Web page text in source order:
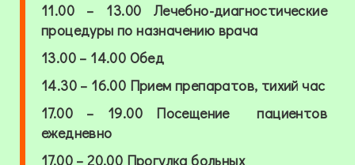
11.00 – 13.00
Лечебно-диагностические
процедуры по назначению врача
13.00 – 14.00 Обед
14.30 – 16.00 Прием препаратов, тихий час
17.00 – 19.00
Посещение пациентов
ежедневно
17.00 – 20.00 Прогулка больных